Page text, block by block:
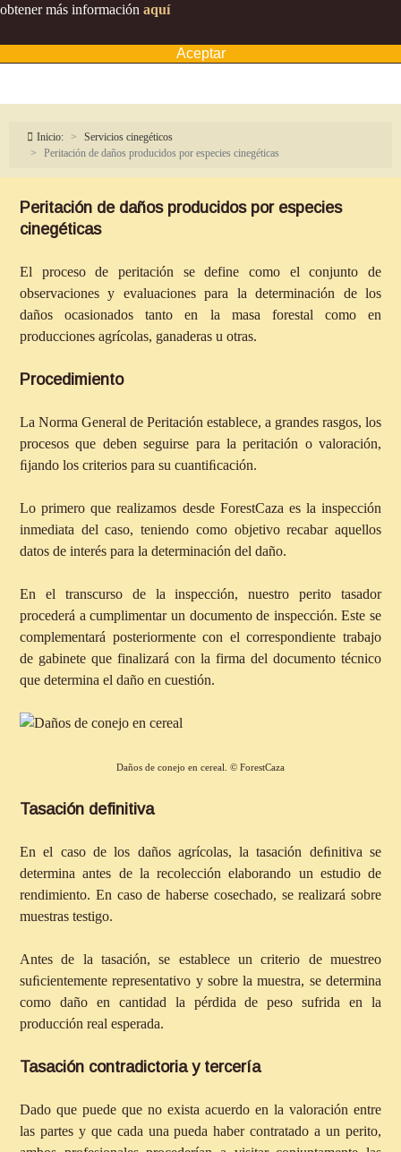
obtener más información aquí
Aceptar
Inicio:
Servicios cinegéticos
Peritación de daños producidos por especies cinegéticas
Peritación de daños producidos por especies
cinegéticas
El proceso de peritación se define como el conjunto de
observaciones y evaluaciones para la determinación de los
daños ocasionados tanto en la masa forestal como en
producciones agrícolas, ganaderas u otras.
Procedimiento
La Norma General de Peritación establece, a grandes rasgos, los
procesos que deben seguirse para la peritación o valoración,
ﬁjando los criterios para su cuantiﬁcación.
Lo primero que realizamos desde ForestCaza es la inspección
inmediata del caso, teniendo como objetivo recabar aquellos
datos de interés para la determinación del daño.
En el transcurso de la inspección, nuestro perito tasador
procederá a cumplimentar un documento de inspección. Este se
complementará posteriormente con el correspondiente trabajo
de gabinete que finalizará con la firma del documento técnico
que determina el daño en cuestión.
Daños de conejo en cereal. © ForestCaza
Tasación definitiva
En el caso de los daños agrícolas, la tasación deﬁnitiva se
determina antes de la recolección elaborando un estudio de
rendimiento. En caso de haberse cosechado, se realizará sobre
muestras testigo.
Antes de la tasación, se establece un criterio de muestreo
suﬁcientemente representativo y sobre la muestra, se determina
como daño en cantidad la pérdida de peso sufrida en la
producción real esperada.
Tasación contradictoria y tercería
Dado que puede que no exista acuerdo en la valoración entre
las partes y que cada una pueda haber contratado a un perito,